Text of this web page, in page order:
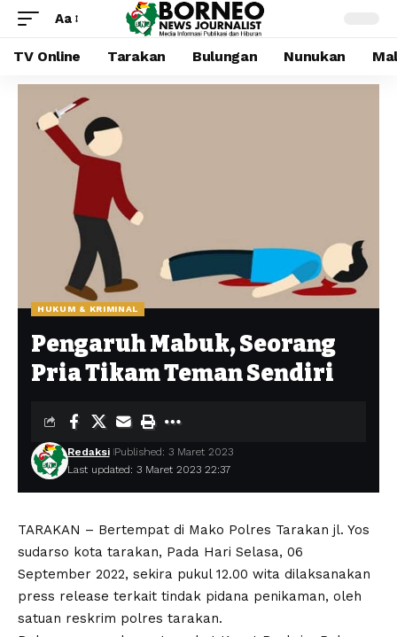
Aa
TV Online Tarakan Bulungan Nunukan
HUKUM & KRIMINAL
Pengaruh Mabuk, Seorang
Pria Tikam Teman Sendiri
Last updated: 3 Maret 2023 22:37
Redaksi Published: 3 Maret 2023
TARAKAN – Bertempat di Mako Polres Tarakan jl. Yos
sudarso kota tarakan, Pada Hari Selasa, 06
September 2022, sekira pukul 12.00 wita dilaksanakan
press release terkait tindak pidana penikaman, oleh
satuan reskrim polres tarakan.